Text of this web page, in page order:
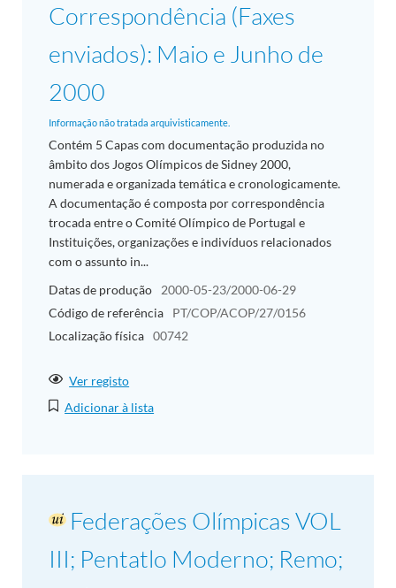
Correspondência (Faxes
enviados): Maio e Junho de
2000
Informação não tratada arquivisticamente.
Contém 5 Capas com documentação produzida no
âmbito dos Jogos Olímpicos de Sidney 2000,
numerada e organizada temática e cronologicamente.
A documentação é composta por correspondência
trocada entre o Comité Olímpico de Portugal e
Instituições, organizações e indivíduos relacionados
com o assunto in...
Datas de produção
2000-05-23/2000-06-29
Código de referência
PT/COP/ACOP/27/0156
Localização física 00742
Ver registo
Adicionar à lista
Federações Olímpicas VOL
III; Pentatlo Moderno; Remo;